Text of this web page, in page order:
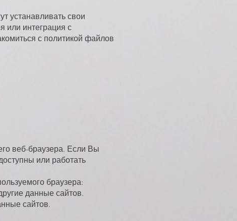
устанавливать свои
или интеграция с
с политикой файлов
веб-браузера. Если Вы
или работать
браузера:
данные сайтов.
сайтов.